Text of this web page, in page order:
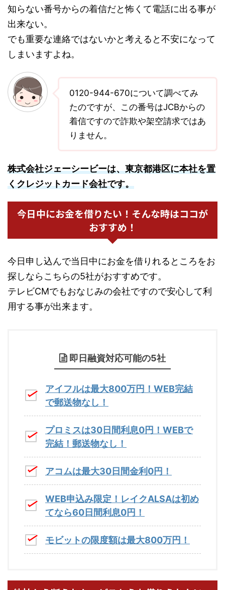
知らない番号からの着信だと怖くて電話に出る事が
出来ない。
でも重要な連絡ではないかと考えると不安になって
しまいますよね。
0120-944-670について調べてみ
たのですが、この番号はJCBからの
着信ですので詐欺や架空請求ではあ
りません。
株式会社ジェーシービーは、東京都港区に本社を置
くクレジットカード会社です。
今日中にお金を借りたい！そんな時はココが
おすすめ！
今日申し込んで当日中にお金を借りれるところをお
探しならこちらの5社がおすすめです。
テレビCMでもおなじみの会社ですので安心して利
用する事が出来ます。
即日融資対応可能の5社
アイフルは最大800万円！WEB完結
で郵送物なし！
プロミスは30日間利息0円！WEBで
完結！郵送物なし！
アコムは最大30日間金利0円！
WEB申込み限定！レイクALSAは初め
てなら60日間利息0円！
モビットの限度額は最大800万円！